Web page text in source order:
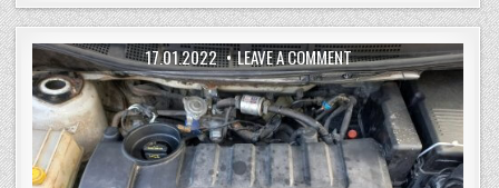
17.01.2022 LEAVE A COMMENT